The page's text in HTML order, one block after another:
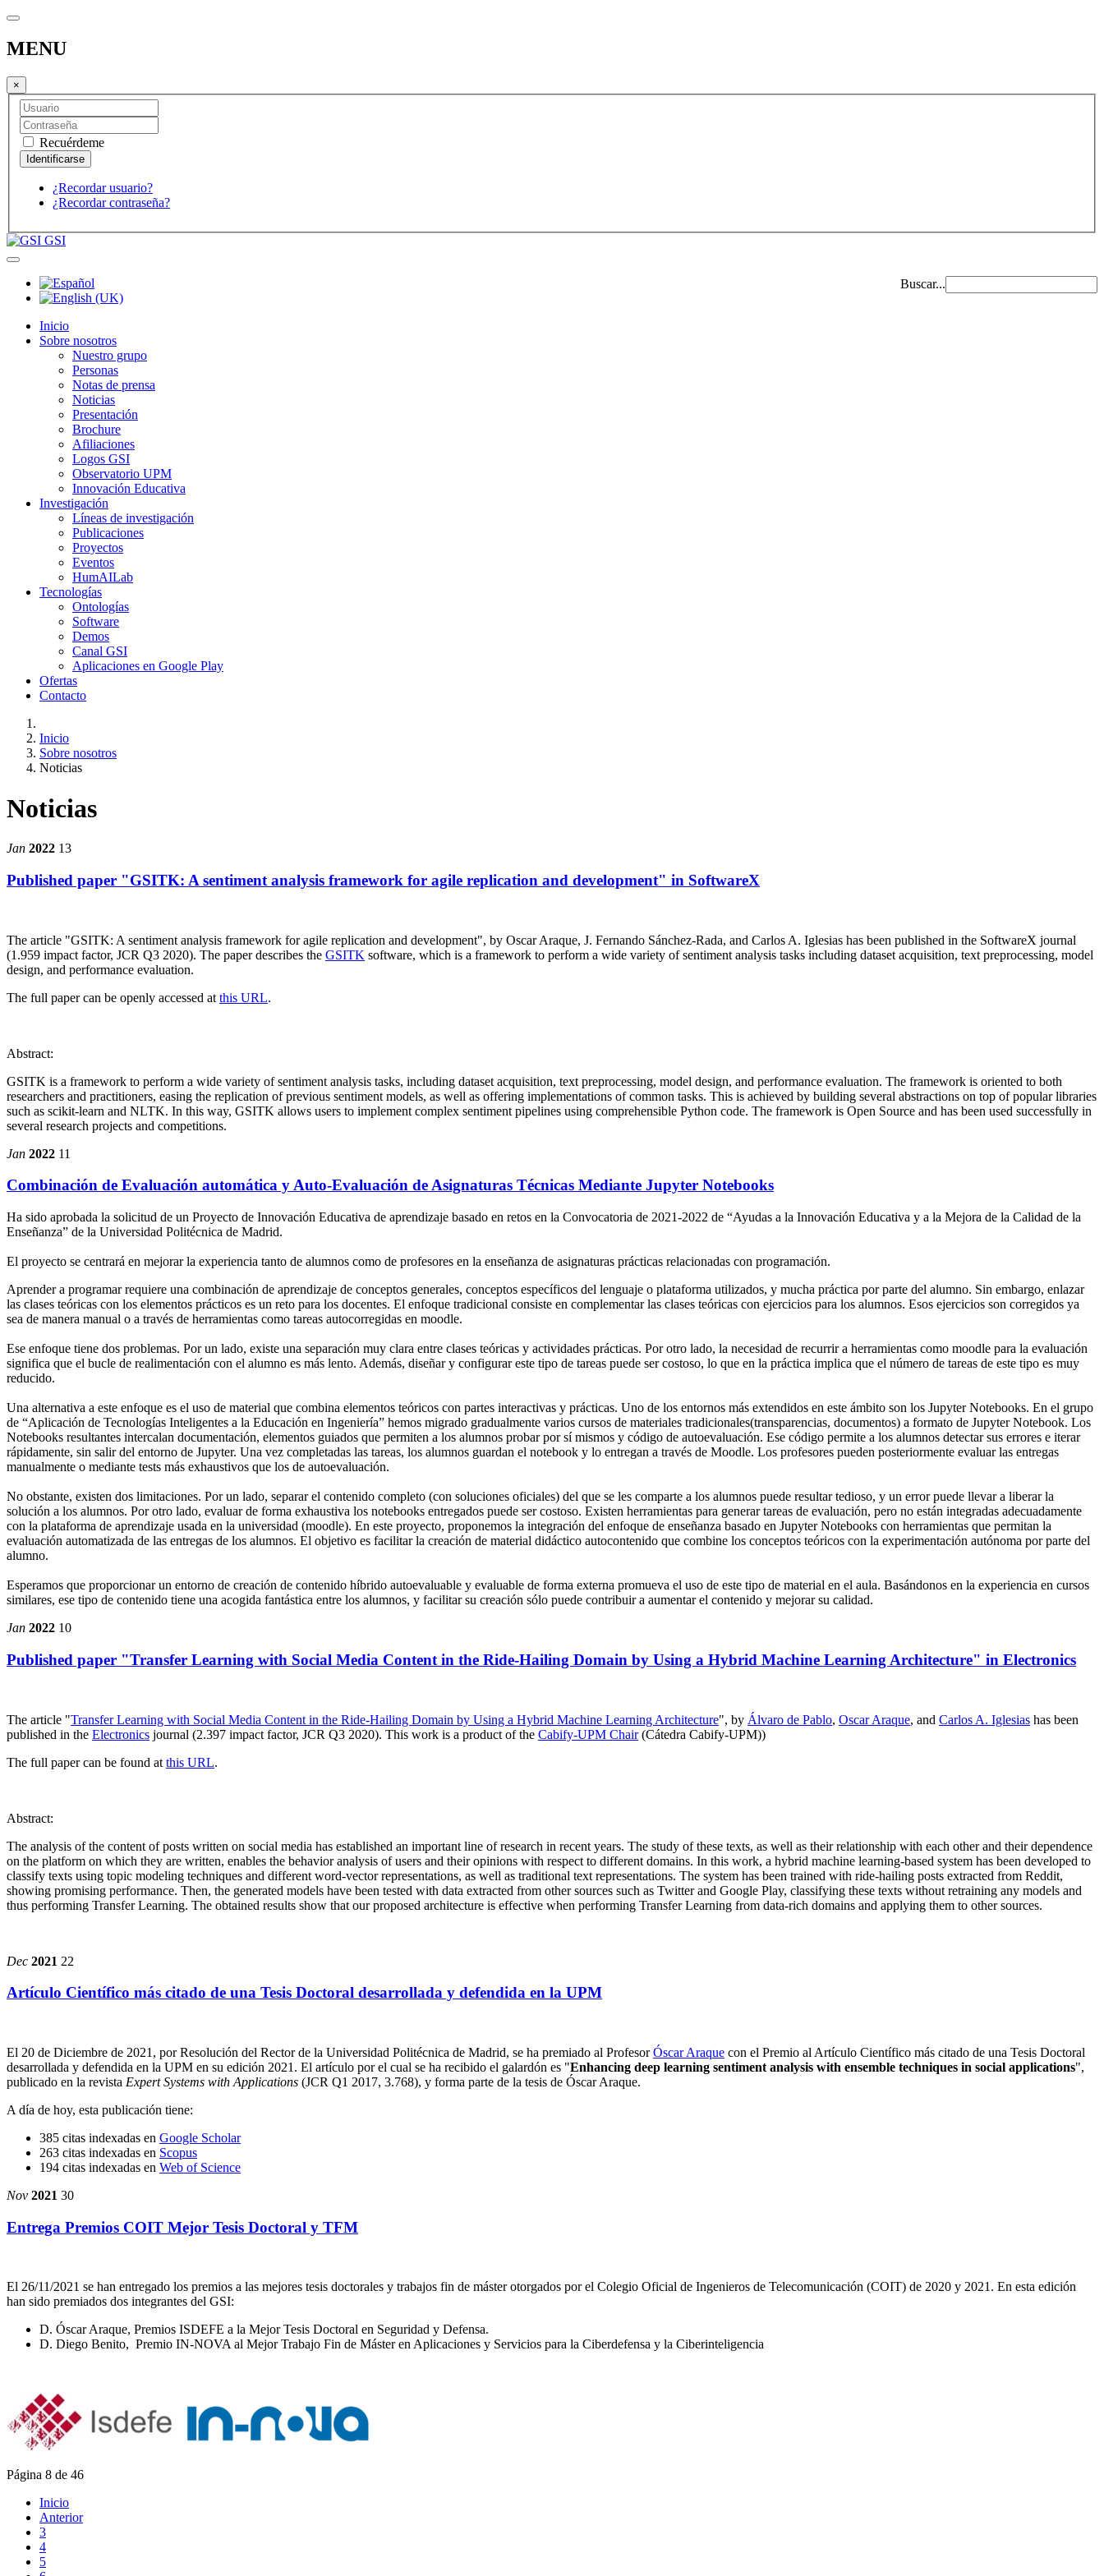
MENU
×
Recuérdeme
¿Recordar usuario?
¿Recordar contraseña?
GSI
Buscar...
Inicio
Sobre nosotros
Nuestro grupo
Personas
Notas de prensa
Noticias
Presentación
Brochure
Afiliaciones
Logos GSI
Observatorio UPM
Innovación Educativa
Investigación
Líneas de investigación
Publicaciones
Proyectos
Eventos
HumAILab
Tecnologías
Ontologías
Software
Demos
Canal GSI
Aplicaciones en Google Play
Ofertas
Contacto
Inicio
Sobre nosotros
Noticias
Noticias
Jan 2022 13
Published paper "GSITK: A sentiment analysis framework for agile replication and development" in SoftwareX
The article "GSITK: A sentiment analysis framework for agile replication and development", by Oscar Araque, J. Fernando Sánchez-Rada, and Carlos A. Iglesias has been published in the SoftwareX journal
(1.959 impact factor, JCR Q3 2020). The paper describes the GSITK software, which is a framework to perform a wide variety of sentiment analysis tasks including dataset acquisition, text preprocessing, model
design, and performance evaluation.
The full paper can be openly accessed at this URL.
Abstract:
GSITK is a framework to perform a wide variety of sentiment analysis tasks, including dataset acquisition, text preprocessing, model design, and performance evaluation. The framework is oriented to both
researchers and practitioners, easing the replication of previous sentiment models, as well as offering implementations of common tasks. This is achieved by building several abstractions on top of popular libraries
such as scikit-learn and NLTK. In this way, GSITK allows users to implement complex sentiment pipelines using comprehensible Python code. The framework is Open Source and has been used successfully in
several research projects and competitions.
Jan 2022 11
Combinación de Evaluación automática y Auto-Evaluación de Asignaturas Técnicas Mediante Jupyter Notebooks
Ha sido aprobada la solicitud de un Proyecto de Innovación Educativa de aprendizaje basado en retos en la Convocatoria de 2021-2022 de “Ayudas a la Innovación Educativa y a la Mejora de la Calidad de la
Enseñanza” de la Universidad Politécnica de Madrid.
El proyecto se centrará en mejorar la experiencia tanto de alumnos como de profesores en la enseñanza de asignaturas prácticas relacionadas con programación.
Aprender a programar requiere una combinación de aprendizaje de conceptos generales, conceptos específicos del lenguaje o plataforma utilizados, y mucha práctica por parte del alumno. Sin embargo, enlazar
las clases teóricas con los elementos prácticos es un reto para los docentes. El enfoque tradicional consiste en complementar las clases teóricas con ejercicios para los alumnos. Esos ejercicios son corregidos ya
sea de manera manual o a través de herramientas como tareas autocorregidas en moodle.
Ese enfoque tiene dos problemas. Por un lado, existe una separación muy clara entre clases teóricas y actividades prácticas. Por otro lado, la necesidad de recurrir a herramientas como moodle para la evaluación
significa que el bucle de realimentación con el alumno es más lento. Además, diseñar y configurar este tipo de tareas puede ser costoso, lo que en la práctica implica que el número de tareas de este tipo es muy
reducido.
Una alternativa a este enfoque es el uso de material que combina elementos teóricos con partes interactivas y prácticas. Uno de los entornos más extendidos en este ámbito son los Jupyter Notebooks. En el grupo
de “Aplicación de Tecnologías Inteligentes a la Educación en Ingeniería” hemos migrado gradualmente varios cursos de materiales tradicionales(transparencias, documentos) a formato de Jupyter Notebook. Los
Notebooks resultantes intercalan documentación, elementos guiados que permiten a los alumnos probar por sí mismos y código de autoevaluación. Ese código permite a los alumnos detectar sus errores e iterar
rápidamente, sin salir del entorno de Jupyter. Una vez completadas las tareas, los alumnos guardan el notebook y lo entregan a través de Moodle. Los profesores pueden posteriormente evaluar las entregas
manualmente o mediante tests más exhaustivos que los de autoevaluación.
No obstante, existen dos limitaciones. Por un lado, separar el contenido completo (con soluciones oficiales) del que se les comparte a los alumnos puede resultar tedioso, y un error puede llevar a liberar la
solución a los alumnos. Por otro lado, evaluar de forma exhaustiva los notebooks entregados puede ser costoso. Existen herramientas para generar tareas de evaluación, pero no están integradas adecuadamente
con la plataforma de aprendizaje usada en la universidad (moodle). En este proyecto, proponemos la integración del enfoque de enseñanza basado en Jupyter Notebooks con herramientas que permitan la
evaluación automatizada de las entregas de los alumnos. El objetivo es facilitar la creación de material didáctico autocontenido que combine los conceptos teóricos con la experimentación autónoma por parte del
alumno.
Esperamos que proporcionar un entorno de creación de contenido híbrido autoevaluable y evaluable de forma externa promueva el uso de este tipo de material en el aula. Basándonos en la experiencia en cursos
similares, ese tipo de contenido tiene una acogida fantástica entre los alumnos, y facilitar su creación sólo puede contribuir a aumentar el contenido y mejorar su calidad.
Jan 2022 10
Published paper "Transfer Learning with Social Media Content in the Ride-Hailing Domain by Using a Hybrid Machine Learning Architecture" in Electronics
The article "Transfer Learning with Social Media Content in the Ride-Hailing Domain by Using a Hybrid Machine Learning Architecture", by Álvaro de Pablo, Oscar Araque, and Carlos A. Iglesias has been
published in the Electronics journal (2.397 impact factor, JCR Q3 2020). This work is a product of the Cabify-UPM Chair(Cátedra Cabify-UPM))
The full paper can be found at this URL.
Abstract:
The analysis of the content of posts written on social media has established an important line of research in recent years. The study of these texts, as well as their relationship with each other and their dependence
on the platform on which they are written, enables the behavior analysis of users and their opinions with respect to different domains. In this work, a hybrid machine learning-based system has been developed to
classify texts using topic modeling techniques and different word-vector representations, as well as traditional text representations. The system has been trained with ride-hailing posts extracted from Reddit,
showing promising performance. Then, the generated models have been tested with data extracted from other sources such as Twitter and Google Play, classifying these texts without retraining any models and
thus performing Transfer Learning. The obtained results show that our proposed architecture is effective when performing Transfer Learning from data-rich domains and applying them to other sources.
Dec 2021 22
Artículo Científico más citado de una Tesis Doctoral desarrollada y defendida en la UPM
El 20 de Diciembre de 2021, por Resolución del Rector de la Universidad Politécnica de Madrid, se ha premiado al ProfesorÓscar Araque con el Premio al Artículo Científico más citado de una Tesis Doctoral
desarrollada y defendida en la UPM en su edición 2021. El artículo por el cual se ha recibido el galardón es "Enhancing deep learning sentiment analysis with ensemble techniques in social applications",
publicado en la revista Expert Systems with Applications (JCR Q1 2017, 3.768), y forma parte de la tesis de Óscar Araque.
A día de hoy, esta publicación tiene:
385 citas indexadas en Google Scholar
263 citas indexadas en Scopus
194 citas indexadas en Web of Science
Nov 2021 30
Entrega Premios COIT Mejor Tesis Doctoral y TFM
El 26/11/2021 se han entregado los premios a las mejores tesis doctorales y trabajos fin de máster otorgados por el Colegio Oficial de Ingenieros de Telecomunicación (COIT) de 2020 y 2021. En esta edición
han sido premiados dos integrantes del GSI:
D. Óscar Araque, Premios ISDEFE a la Mejor Tesis Doctoral en Seguridad y Defensa.
D. Diego Benito, Premio IN-NOVA al Mejor Trabajo Fin de Máster en Aplicaciones y Servicios para la Ciberdefensa y la Ciberinteligencia
Página 8 de 46
Inicio
Anterior
3
4
5